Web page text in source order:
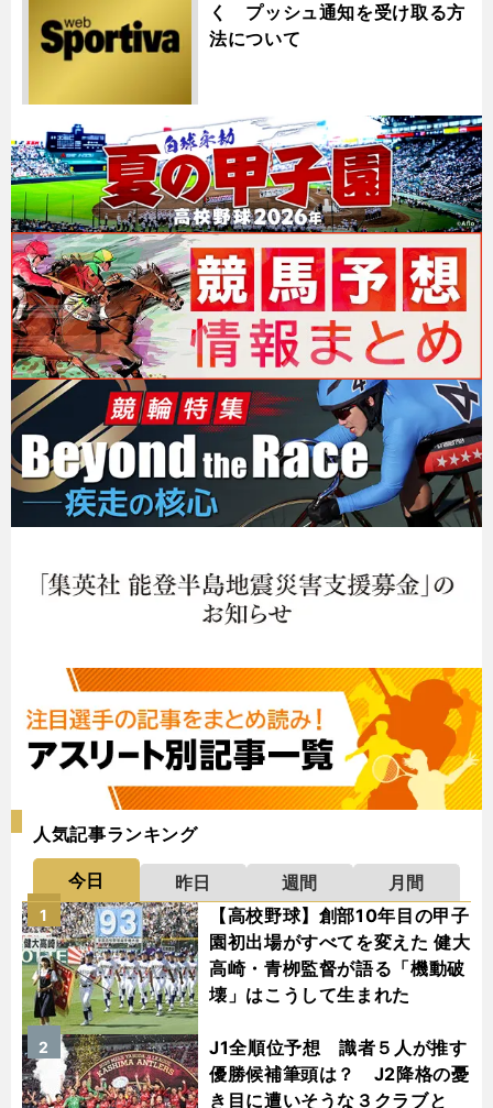
く プッシュ通知を受け取る方
法について
人気記事ランキング
今日 昨日 週間
月間
【高校野球】創部10年目の甲子
園初出場がすべてを変えた 健大
高崎・青栁監督が語る「機動破
壊」はこうして生まれた
1
J1全順位予想 識者５人が推す
優勝候補筆頭は？ J2降格の憂
き目に遭いそうな３クラブと
2